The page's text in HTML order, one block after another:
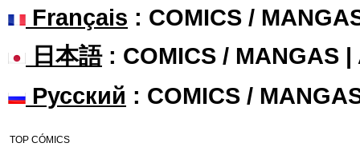
Français : COMICS /
日本語: COMICS / MANGAS |
Русский : COMICS /
TOP CÓMICS